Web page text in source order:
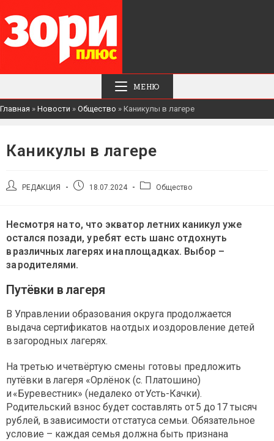
МЕНЮ
Главная » Новости » Общество » Каникулы в лагере
Каникулы в лагере
АвторРЕДАКЦИЯ
Запись18.07.2024
РубрикаОбщество
Несмотря на то, что экватор летних каникул уже
остался позади, у ребят есть шанс отдохнуть
в различных лагерях и на площадках. Выбор –
за родителями.
Путёвки в лагеря
В Управлении образования округа продолжается
выдача сертификатов на отдых и оздоровление детей
в загородных лагерях.
На третью и четвёртую смены готовы предложить
путёвки в лагеря «Орлёнок (с. Платошино)
и «Буревестник» (недалеко от Усть-Качки).
Родительский взнос будет составлять от 5 до 17 тысяч
рублей, в зависимости от статуса семьи. Обязательное
условие – каждая семья должна быть признана